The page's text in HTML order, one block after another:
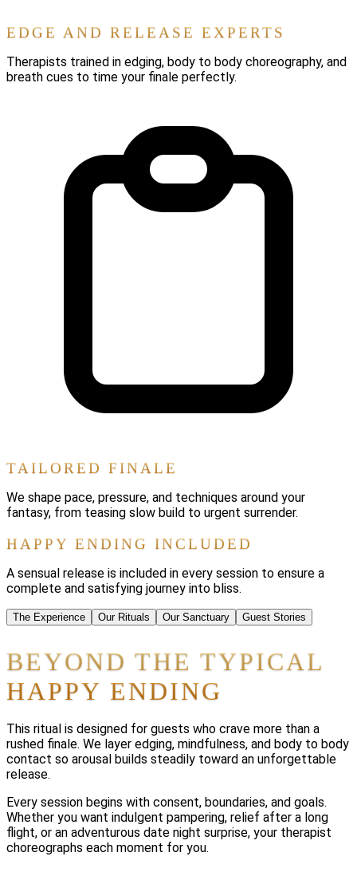
EDGE AND RELEASE EXPERTS
Therapists trained in edging, body to body choreography, and
breath cues to time your finale perfectly.
TAILORED FINALE
We shape pace, pressure, and techniques around your
fantasy, from teasing slow build to urgent surrender.
HAPPY ENDING INCLUDED
A sensual release is included in every session to ensure a
complete and satisfying journey into bliss.
The Experience Our Rituals Our Sanctuary Guest Stories
BEYOND THE TYPICAL
HAPPY ENDING
This ritual is designed for guests who crave more than a
rushed finale. We layer edging, mindfulness, and body to body
contact so arousal builds steadily toward an unforgettable
release.
Every session begins with consent, boundaries, and goals.
Whether you want indulgent pampering, relief after a long
flight, or an adventurous date night surprise, your therapist
choreographs each moment for you.